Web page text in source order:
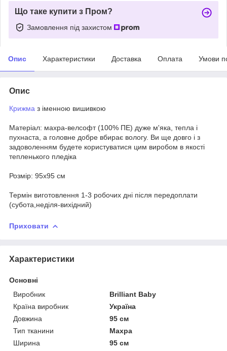
Що таке купити з Пром?
Замовлення під захистом
Опис Характеристики Доставка Оплата Умови
Опис
Крижма з іменною вишивкою
Матеріал: махра-велсофт (100% ПЕ) дуже м'яка, тепла і
пухнаста, а головне добре вбирає вологу. Ви ще довго і з
задоволенням будете користуватися цим виробом в якості
тепленького пледіка
Розмір: 95х95 см
Термін виготовлення 1-3 робочих дні після передоплати
(субота,неділя-вихідний)
Приховати
Характеристики
Основні
Виробник
Brilliant Baby
Країна виробник
Україна
Довжина
95 см
Тип тканини
Махра
Ширина
95 см